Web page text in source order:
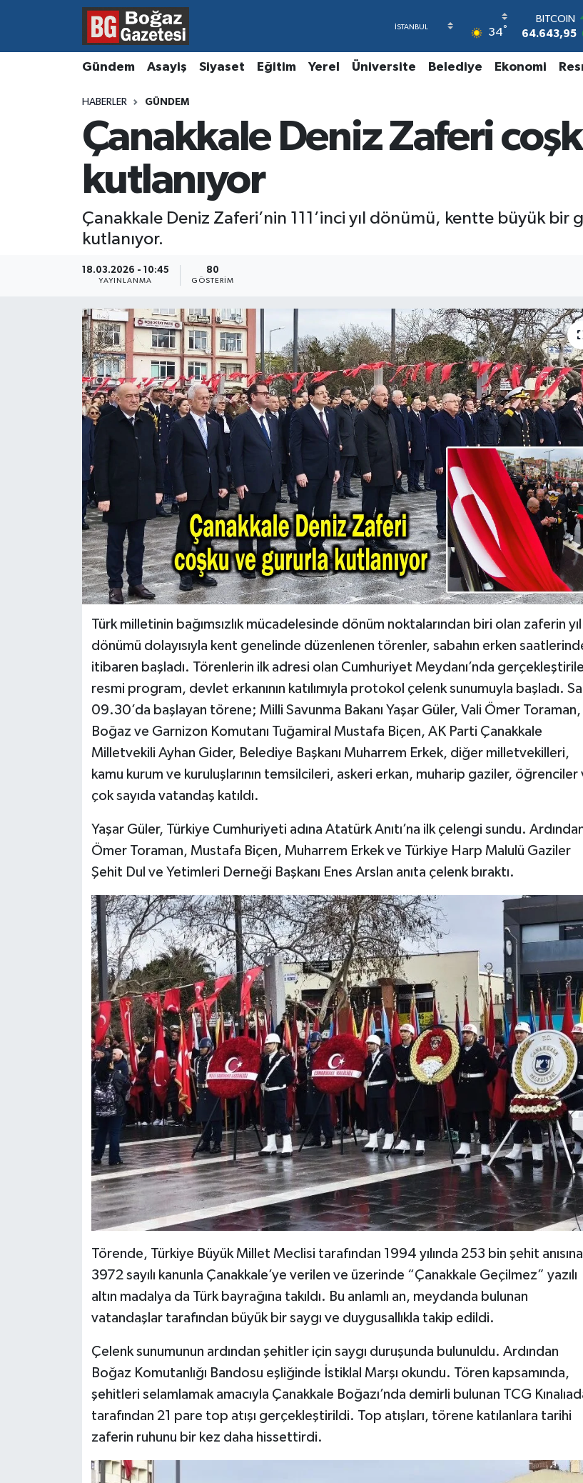
34°
DOLAR
47,6006
55,0250
6513.94
BİST100
13.768
Gündem Asayiş Siyaset Eğitim Yerel Üniversite Belediye Ekonomi
HABERLER GÜNDEM
Çanakkale Deniz Zaferi
kutlanıyor
Çanakkale Deniz Zaferi’nin 111’inci yıl dönümü, kentte büyük bir
kutlanıyor.
18.03.2026 - 10:45
YAYINLANMA
80
GÖSTERIM
Türk milletinin bağımsızlık mücadelesinde dönüm noktalarından biri olan zaferin yıl
dönümü dolayısıyla kent genelinde düzenlenen törenler, sabahın erken
itibaren başladı. Törenlerin ilk adresi olan Cumhuriyet Meydanı’nda
resmi program, devlet erkanının katılımıyla protokol çelenk sunumuyla başladı.
09.30’da başlayan törene; Milli Savunma Bakanı Yaşar Güler, Vali Ömer Toraman,
Boğaz ve Garnizon Komutanı Tuğamiral Mustafa Biçen, AK Parti Çanakkale
Milletvekili Ayhan Gider, Belediye Başkanı Muharrem Erkek, diğer milletvekilleri,
kamu kurum ve kuruluşlarının temsilcileri, askeri erkan, muharip gaziler, öğrenciler
çok sayıda vatandaş katıldı.
Yaşar Güler, Türkiye Cumhuriyeti adına Atatürk Anıtı’na ilk çelengi sundu.
Ömer Toraman, Mustafa Biçen, Muharrem Erkek ve Türkiye Harp Malulü Gaziler
Şehit Dul ve Yetimleri Derneği Başkanı Enes Arslan anıta çelenk bıraktı.
Törende, Türkiye Büyük Millet Meclisi tarafından 1994 yılında 253 bin şehit anısına
3972 sayılı kanunla Çanakkale’ye verilen ve üzerinde “Çanakkale Geçilmez” yazılı
altın madalya da Türk bayrağına takıldı. Bu anlamlı an, meydanda bulunan
vatandaşlar tarafından büyük bir saygı ve duygusallıkla takip edildi.
Çelenk sunumunun ardından şehitler için saygı duruşunda bulunuldu. Ardından
Boğaz Komutanlığı Bandosu eşliğinde İstiklal Marşı okundu. Tören kapsamında,
şehitleri selamlamak amacıyla Çanakkale Boğazı’nda demirli bulunan TCG
tarafından 21 pare top atışı gerçekleştirildi. Top atışları, törene katılanlara tarihi
zaferin ruhunu bir kez daha hissettirdi.
Asayiş
Ekonomi
Gündem
Magazin
Resmi İlanlar
Hava Durumu
Süper Lig Puan Durumu ve Fikstür
Tüm Manşetler
Haber Arşivi